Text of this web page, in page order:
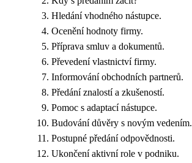
Hledání vhodného nástupce.
Ocenění hodnoty firmy.
Příprava smluv a dokumentů.
Převedení vlastnictví firmy.
Informování obchodních partnerů.
Předání znalostí a zkušeností.
Pomoc s adaptací nástupce.
Budování důvěry s novým vedením.
Postupné předání odpovědnosti.
Ukončení aktivní role v podniku.